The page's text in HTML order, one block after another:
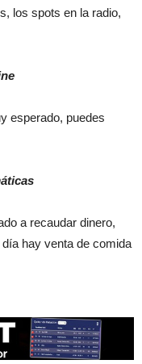
los spots en la radio,
esperado, puedes
a recaudar dinero,
hay venta de comida